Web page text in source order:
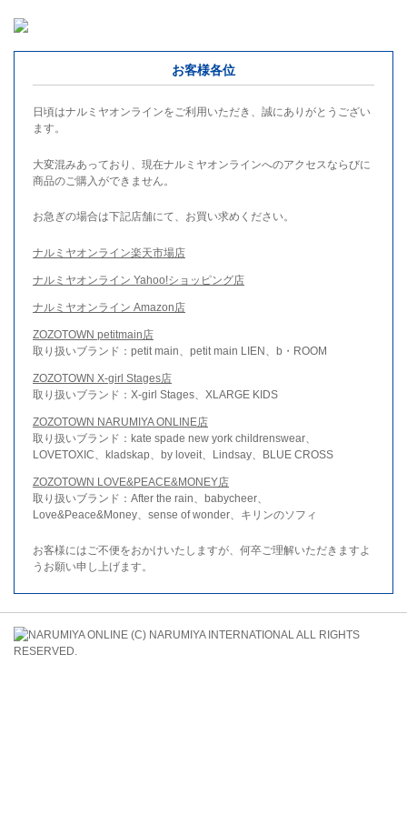
お客様各位
日頃はナルミヤオンラインをご利用いただき、誠にありがとうござい
ます。
大変混みあっており、現在ナルミヤオンラインへのアクセスならびに
商品のご購入ができません。
お急ぎの場合は下記店舗にて、お買い求めください。
ナルミヤオンライン楽天市場店
ナルミヤオンライン Yahoo!ショッピング店
ナルミヤオンライン Amazon店
ZOZOTOWN petitmain店
取り扱いブランド：petit main、petit main LIEN、b・ROOM
ZOZOTOWN X-girl Stages店
取り扱いブランド：X-girl Stages、XLARGE KIDS
ZOZOTOWN NARUMIYA ONLINE店
取り扱いブランド：kate spade new york childrenswear、
LOVETOXIC、kladskap、by loveit、Lindsay、BLUE CROSS
ZOZOTOWN LOVE&PEACE&MONEY店
取り扱いブランド：After the rain、babycheer、
Love&Peace&Money、sense of wonder、キリンのソフィ
お客様にはご不便をおかけいたしますが、何卒ご理解いただきますよ
うお願い申し上げます。